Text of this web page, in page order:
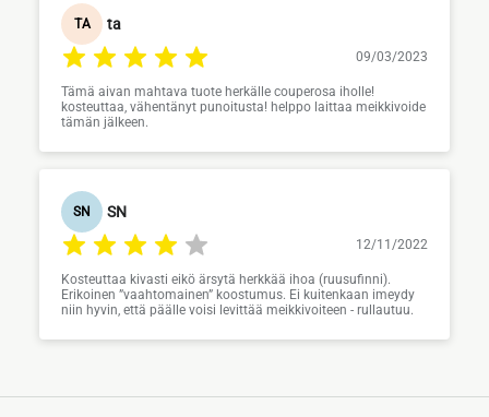
TA ta
09/03/2023
Tämä aivan mahtava tuote herkälle couperosa iholle!
kosteuttaa, vähentänyt punoitusta! helppo laittaa meikkivoide
tämän jälkeen.
SN SN
12/11/2022
Kosteuttaa kivasti eikö ärsytä herkkää ihoa (ruusufinni).
Erikoinen ”vaahtomainen” koostumus. Ei kuitenkaan imeydy
niin hyvin, että päälle voisi levittää meikkivoiteen - rullautuu.